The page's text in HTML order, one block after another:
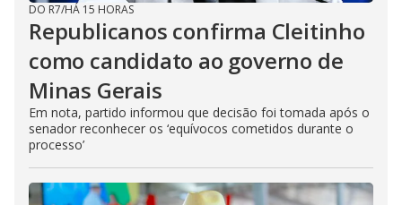
DO R7/HÁ 15 HORAS
Republicanos confirma Cleitinho
como candidato ao governo de
Minas Gerais
Em nota, partido informou que decisão foi tomada após o
senador reconhecer os ‘equívocos cometidos durante o
processo’